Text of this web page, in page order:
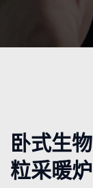
卧式生
粒采暖